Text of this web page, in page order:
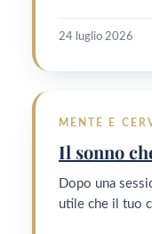
24 luglio 2026
MENTE E
Il sonno
Dopo una
utile che il tuo